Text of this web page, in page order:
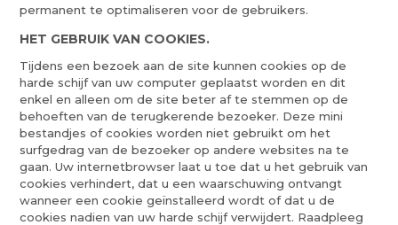
permanent te optimaliseren voor de gebruikers.
HET GEBRUIK VAN COOKIES.
Tijdens een bezoek aan de site kunnen cookies op de
harde schijf van uw computer geplaatst worden en dit
enkel en alleen om de site beter af te stemmen op de
behoeften van de terugkerende bezoeker. Deze mini
bestandjes of cookies worden niet gebruikt om het
surfgedrag van de bezoeker op andere websites na te
gaan. Uw internetbrowser laat u toe dat u het gebruik van
cookies verhindert, dat u een waarschuwing ontvangt
wanneer een cookie geïnstalleerd wordt of dat u de
cookies nadien van uw harde schijf verwijdert. Raadpleeg